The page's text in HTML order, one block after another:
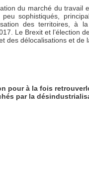
du marché du travail
sophistiqués,
des territoires, à
Le Brexit et l’élection
des délocalisations et de
pour à la fois
par la